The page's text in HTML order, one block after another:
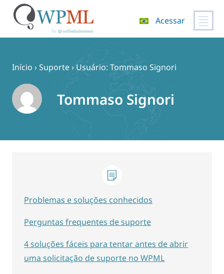
Acessar
Início ›Suporte› Usuário: Tommaso Signori
Tommaso Signori
Problemas e soluções conhecidos
Perguntas frequentes de suporte
4 soluções fáceis para tentar antes de abrir
uma solicitação de suporte no WPML